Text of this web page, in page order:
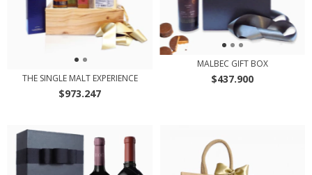
THE SINGLE MALT EXPERIENCE
$973.247
MALBEC GIFT BOX
$437.900